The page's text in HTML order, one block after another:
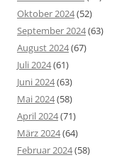
Oktober 2024(52)
September 2024(63)
August 2024(67)
Juli 2024(61)
Juni 2024(63)
Mai 2024(58)
April 2024(71)
März 2024(64)
Februar 2024(58)